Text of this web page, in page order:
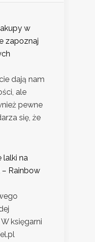
w
zapoznaj
dają nam
ale
pewne
się, że
lalki na
Rainbow
księgarni